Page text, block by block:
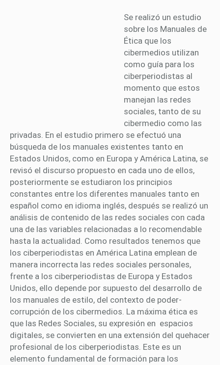
Se realizó un estudio
sobre los Manuales de
Ética que los
cibermedios utilizan
como guía para los
ciberperiodistas al
momento que estos
manejan las redes
sociales, tanto de su
cibermedio como las
privadas. En el estudio primero se efectuó una
búsqueda de los manuales existentes tanto en
Estados Unidos, como en Europa y América Latina, se
revisó el discurso propuesto en cada uno de ellos,
posteriormente se estudiaron los principios
constantes entre los diferentes manuales tanto en
español como en idioma inglés, después se realizó un
análisis de contenido de las redes sociales con cada
una de las variables relacionadas a lo recomendable
hasta la actualidad. Como resultados tenemos que
los ciberperiodistas en América Latina emplean de
manera incorrecta las redes sociales personales,
frente a los ciberperiodistas de Europa y Estados
Unidos, ello depende por supuesto del desarrollo de
los manuales de estilo, del contexto de poder-
corrupción de los cibermedios. La máxima ética es
que las Redes Sociales, su expresión en espacios
digitales, se convierten en una extensión del quehacer
profesional de los ciberperiodistas. Este es un
elemento fundamental de formación para los